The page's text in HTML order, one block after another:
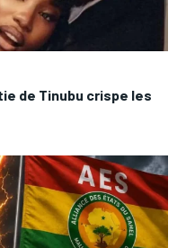
de Tinubu crispe les